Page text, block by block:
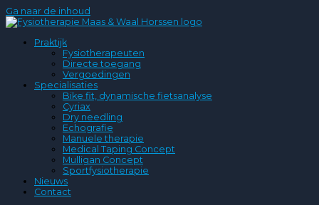
Ga naar de inhoud
Praktijk
Fysiotherapeuten
Directe toegang
Vergoedingen
Specialisaties
Bike fit, dynamische fietsanalyse
Cyriax
Dry needling
Echografie
Manuele therapie
Medical Taping Concept
Mulligan Concept
Sportfysiotherapie
Nieuws
Contact